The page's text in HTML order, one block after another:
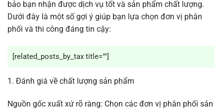
bảo bạn nhận được dịch vụ tốt và sản phẩm chất lượng.
Dưới đây là một số gợi ý giúp bạn lựa chọn đơn vị phân
phối và thi công đáng tin cậy:
[related_posts_by_tax title=""]
1. Đánh giá về chất lượng sản phẩm
Nguồn gốc xuất xứ rõ ràng: Chọn các đơn vị phân phối sản